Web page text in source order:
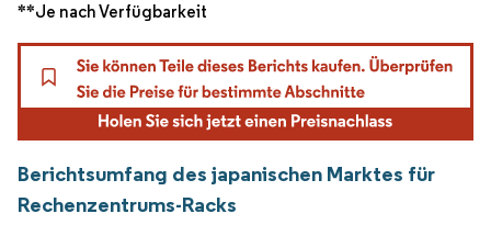
**Je nach Verfügbarkeit
Berichtsumfang des japanischen Marktes für
Rechenzentrums-Racks